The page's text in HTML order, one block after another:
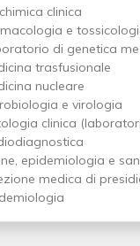
clinica
e
di genetica
trasfusionale
nucleare
e virologia
clinica
epidemiologia e
medica di